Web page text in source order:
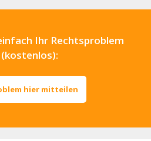
Ihr Rechtsproblem
hier mitteilen